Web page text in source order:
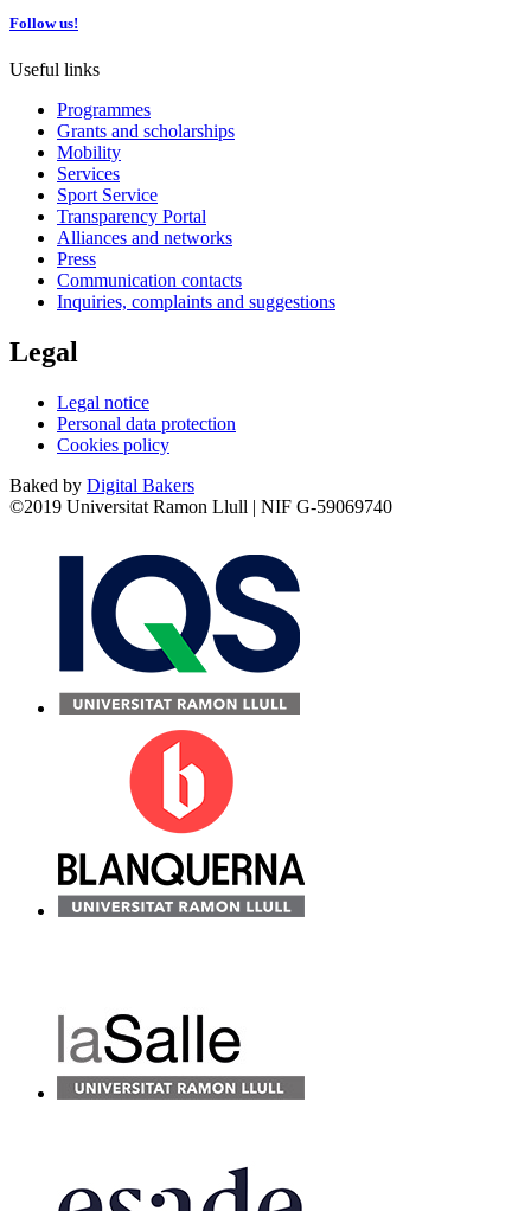
Follow us!
Useful links
Programmes
Grants and scholarships
Mobility
Services
Sport Service
Transparency Portal
Alliances and networks
Press
Communication contacts
Inquiries, complaints and suggestions
Legal
Legal notice
Personal data protection
Cookies policy
Baked by Digital Bakers
©2019 Universitat Ramon Llull | NIF G-59069740